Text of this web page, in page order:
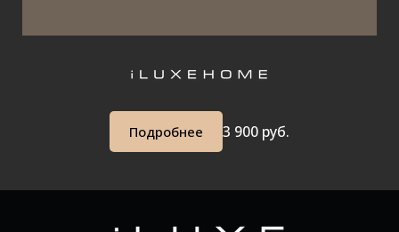
Подробнее 3 900 руб.